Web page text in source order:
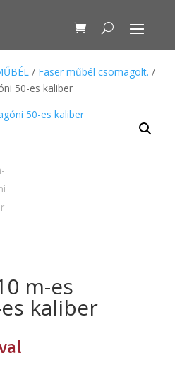
/ Faser műbél csomagolt. /
50-es kaliber
m-es
kaliber